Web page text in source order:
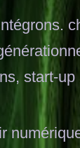
start-up